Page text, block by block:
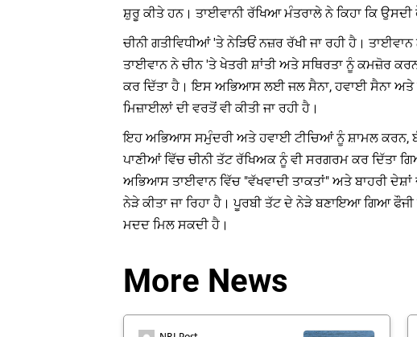
ਸ਼ੁਰੂ ਕੀਤੇ ਹਨ। ਤਾਈਵਾਨੀ ਰੱਖਿਆ ਮੰਤਰਾਲੇ ਨੇ ਕਿਹਾ ਕਿ
ਚੀਨੀ ਗਤੀਵਿਧੀਆਂ 'ਤੇ ਨੇੜਿਓਂ ਨਜ਼ਰ ਰੱਖੀ ਜਾ ਰਹੀ ਹੈ।
ਤਾਈਵਾਨ ਨੇ ਚੀਨ 'ਤੇ ਖੇਤਰੀ ਸ਼ਾਂਤੀ ਅਤੇ ਸਥਿਰਤਾ ਨੂੰ ਕਮਜ਼ੋਰ
ਕਰ ਦਿੱਤਾ ਹੈ। ਇਸ ਅਭਿਆਸ ਲਈ ਜਲ ਸੈਨਾ, ਹਵਾਈ ਸੈਨਾ ਅਤੇ
ਮਿਜ਼ਾਈਲਾਂ ਦੀ ਵਰਤੋਂ ਵੀ ਕੀਤੀ ਜਾ ਰਹੀ ਹੈ।
ਇਹ ਅਭਿਆਸ ਸਮੁੰਦਰੀ ਅਤੇ ਹਵਾਈ ਟੀਚਿਆਂ ਨੂੰ ਸ਼ਾਮਲ ਕਰਨ,
ਪਾਣੀਆਂ ਵਿੱਚ ਚੀਨੀ ਤੱਟ ਰੱਖਿਅਕ ਨੂੰ ਵੀ ਸਰਗਰਮ ਕਰ ਦਿੱਤਾ
ਅਭਿਆਸ ਤਾਈਵਾਨ ਵਿੱਚ "ਵੱਖਵਾਦੀ ਤਾਕਤਾਂ" ਅਤੇ ਬਾਹਰੀ
ਨੇੜੇ ਕੀਤਾ ਜਾ ਰਿਹਾ ਹੈ। ਪੂਰਬੀ ਤੱਟ ਦੇ ਨੇੜੇ ਬਣਾਇਆ ਗਿਆ
ਮਦਦ ਮਿਲ ਸਕਦੀ ਹੈ।
More News